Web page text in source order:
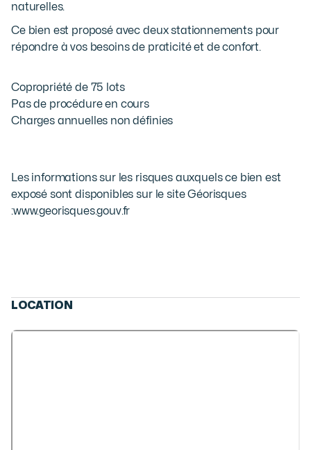
naturelles.
Ce bien est proposé avec deux stationnements pour
répondre à vos besoins de praticité et de confort.
Copropriété de 75 lots
Pas de procédure en cours
Charges annuelles non définies
Les informations sur les risques auxquels ce bien est
exposé sont disponibles sur le site Géorisques
:www.georisques.gouv.fr
LOCATION